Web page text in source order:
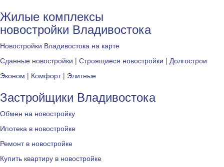
Жилые комплексы
новостройки Владивостока
Новостройки Владивостока на карте
Сданные новостройки | Строящиеся новостройки | Долгострои
Эконом | Комфорт| Элитные
Застройщики Владивостока
Обмен на новостройку
Ипотека в новостройке
Ремонт в новостройке
Купить квартиру в новостройке